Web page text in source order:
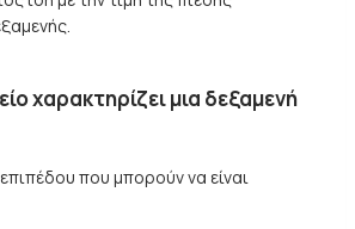
χαρακτηρίζει μια δεξαμενή
που μπορούν να είναι